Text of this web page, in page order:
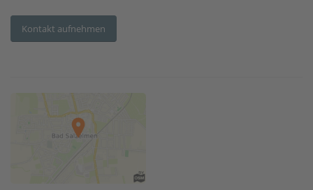
Kontakt aufnehmen